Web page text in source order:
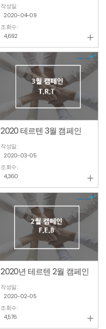
작성일 :
2020-04-09
조회수 :
4,692

2020 테르텐 3월 캠페인
작성일 :
2020-03-05
조회수 :
4,360

2020년 테르텐 2월 캠페인
작성일 :
2020-02-05
조회수 :
4,576
